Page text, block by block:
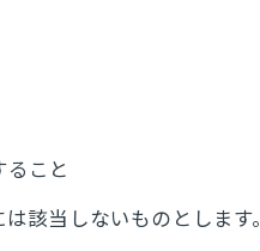
こと
該当しないものとします。